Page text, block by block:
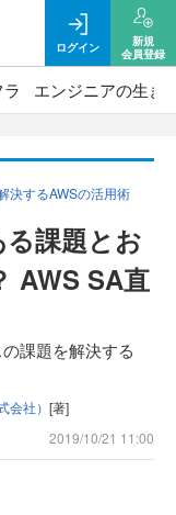
ログイン
新規
会員登録
エンジニアの生き
決するAWSの活用術
課題とお
AWS SA直
課題を解決する
社） [著]
2019/10/21 11:00